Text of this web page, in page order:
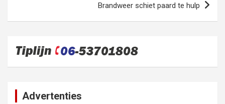
Brandweer schiet paard te hulp
Advertenties